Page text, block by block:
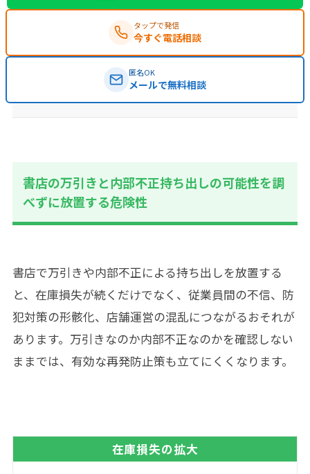
タップで発信
今すぐ電話相談
匿名OK
メールで無料相談
書店の万引きと内部不正持ち出しの可能性を調
べずに放置する危険性
書店で万引きや内部不正による持ち出しを放置する
と、在庫損失が続くだけでなく、従業員間の不信、防
犯対策の形骸化、店舗運営の混乱につながるおそれが
あります。万引きなのか内部不正なのかを確認しない
ままでは、有効な再発防止策も立てにくくなります。
在庫損失の拡大